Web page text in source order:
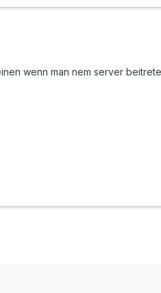
wenn man nem server